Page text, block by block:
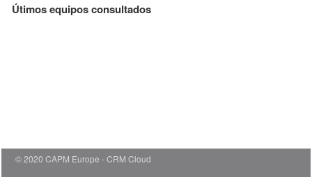
Útimos equipos consultados
© 2020 CAPM Europe
CRM Cloud